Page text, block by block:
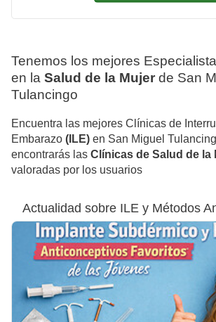
Tenemos los mejores
en la Salud de la Mujer de San
Tulancingo
Encuentra las mejores Clínicas de
Embarazo (ILE) en San Miguel
encontrarás las Clínicas de Salud de la
valoradas por los usuarios
Actualidad sobre ILE y Métodos